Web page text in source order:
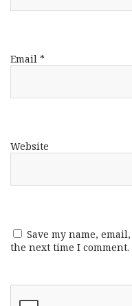
Email *
Website
Save my name,
the next time I comment.